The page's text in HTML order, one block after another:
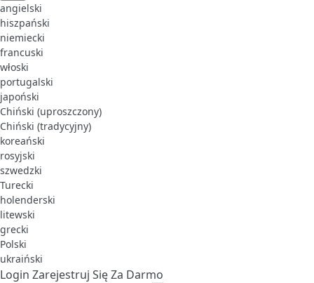
angielski
hiszpański
niemiecki
francuski
włoski
portugalski
japoński
Chiński (uproszczony)
Chiński (tradycyjny)
koreański
rosyjski
szwedzki
Turecki
holenderski
litewski
grecki
Polski
ukraiński
Login Zarejestruj Się Za Darmo